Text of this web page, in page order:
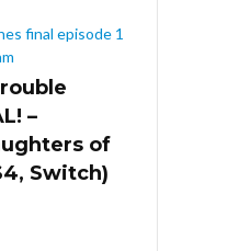
–
of
Switch)